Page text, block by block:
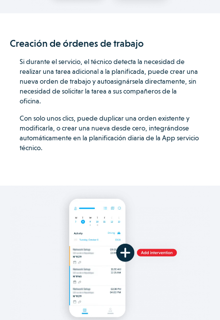
Creación de órdenes de trabajo
Si durante el servicio, el técnico detecta la necesidad de
realizar una tarea adicional a la planificada, puede crear una
nueva orden de trabajo y autoasignársela directamente, sin
necesidad de solicitar la tarea a sus compañeros de la
oficina.
Con solo unos clics, puede duplicar una orden existente y
modificarla, o crear una nueva desde cero, integrándose
automáticamente en la planificación diaria de la App servicio
técnico.